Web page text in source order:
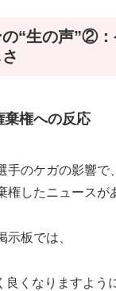
“生の声”②
棄権への反応
手のケガの影響で、
権したニュースが
示板では、
良くなりますよう